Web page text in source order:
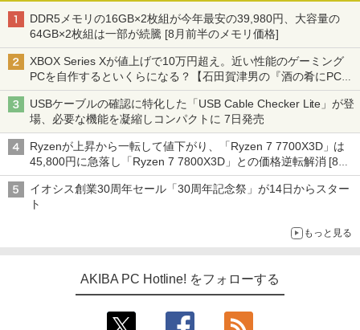
DDR5メモリの16GB×2枚組が今年最安の39,980円、大容量の
64GB×2枚組は一部が続騰 [8月前半のメモリ価格]
XBOX Series Xが値上げで10万円超え。近い性能のゲーミング
PCを自作するといくらになる？【石田賀津男の『酒の肴にPCゲ
ーム』】
USBケーブルの確認に特化した「USB Cable Checker Lite」が登
場、必要な機能を凝縮しコンパクトに 7日発売
Ryzenが上昇から一転して値下がり、「Ryzen 7 7700X3D」は
45,800円に急落し「Ryzen 7 7800X3D」との価格逆転解消 [8月
前半のCPU価格]
イオシス創業30周年セール「30周年記念祭」が14日からスター
ト
もっと見る
AKIBA PC Hotline! をフォローする